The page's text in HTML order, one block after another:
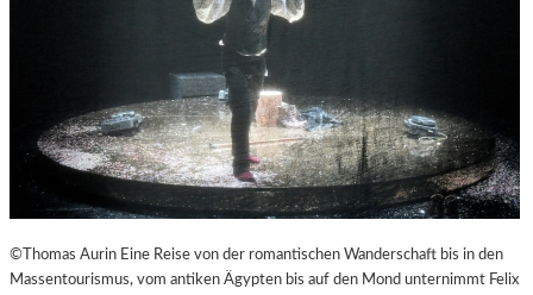
©Thomas Aurin Eine Reise von der romantischen Wanderschaft bis in den
Massentourismus, vom antiken Ägypten bis auf den Mond unternimmt Felix